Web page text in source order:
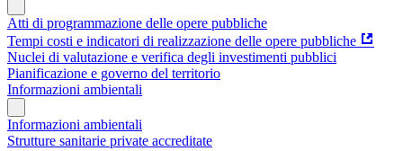
Atti di programmazione delle opere pubbliche
Tempi costi e indicatori di realizzazione delle opere pubbliche
Nuclei di valutazione e verifica degli investimenti pubblici
Pianificazione e governo del territorio
Informazioni ambientali
Informazioni ambientali
Strutture sanitarie private accreditate